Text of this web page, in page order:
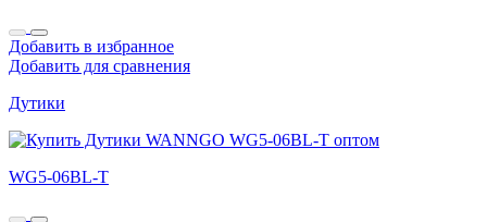
Добавить в избранное
Добавить для сравнения
Дутики
WG5-06BL-T